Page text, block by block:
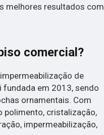
melhores resultados com
comercial?
de
em 2013, sendo
ornamentais. Com
polimento, cristalização,
impermeabilização,